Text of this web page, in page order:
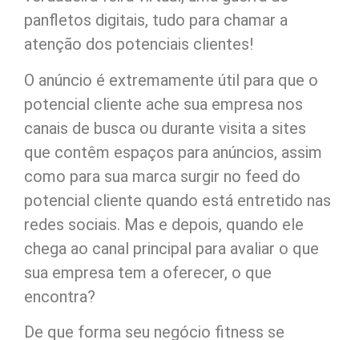
panfletos digitais, tudo para chamar a
atenção dos potenciais clientes!
O anúncio é extremamente útil para que o
potencial cliente ache sua empresa nos
canais de busca ou durante visita a sites
que contêm espaços para anúncios, assim
como para sua marca surgir no feed do
potencial cliente quando está entretido nas
redes sociais. Mas e depois, quando ele
chega ao canal principal para avaliar o que
sua empresa tem a oferecer, o que
encontra?
De que forma seu negócio fitness se